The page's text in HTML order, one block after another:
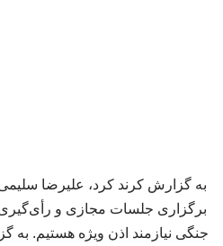
به گزارش کرند کرد، علیرضا
برگزاری جلسات مجازی و رأی‌گیری
جنگی نیازمند اذن ویژه هستیم.